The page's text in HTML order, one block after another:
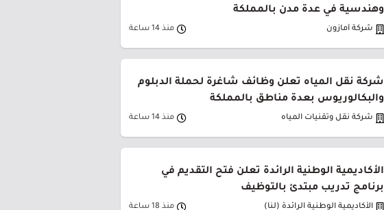
وهندسية في عدة مدن بالمملكة
شركة أمازون منذ 14 ساعة
شركة نقل المياه تعلن وظائف شاغرة لحملة الدبلوم
والبكالوريوس بعدة مناطق بالمملكة
شركة نقل وتقنيات المياه منذ 14 ساعة
الأكاديمية الوطنية الرائدة تعلن فتح التقديم في
برنامج تدريب مبتدئ بالتوظيف
الأكاديمية الوطنية الرائدة (لنا) منذ 18 ساعة